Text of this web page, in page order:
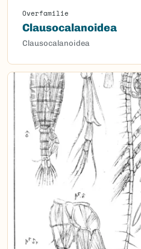
Overfamilie
Clausocalanoidea
Clausocalanoidea